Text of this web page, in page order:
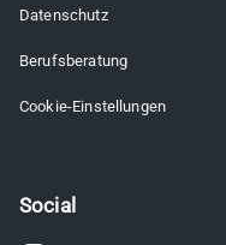
Datenschutz
Berufsberatung
Cookie-Einstellungen
Social